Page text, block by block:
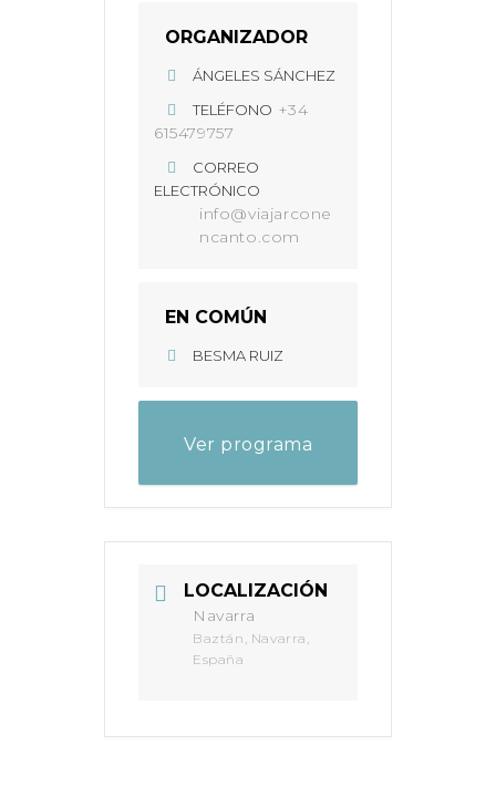
ORGANIZADOR
ÁNGELES SÁNCHEZ
TELÉFONO +34
615479757
CORREO
ELECTRÓNICO
info@viajarcone
ncanto.com
EN COMÚN
BESMA RUIZ
Ver programa
LOCALIZACIÓN
Navarra
Baztán, Navarra,
España